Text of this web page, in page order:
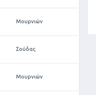
Μουρνιών
Σούδας
Μουρνιών